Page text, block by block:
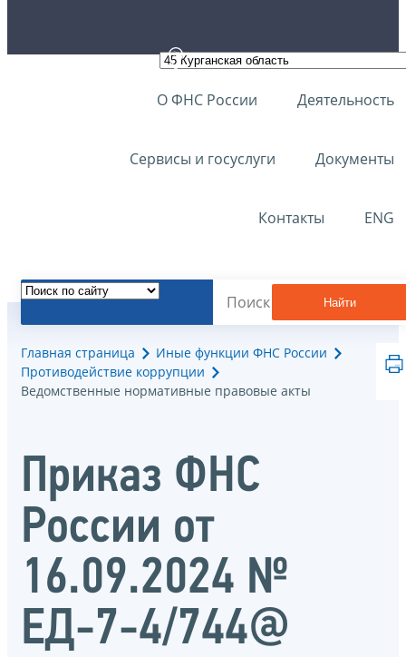
О ФНС России Деятельность
Сервисы и госуслуги Документы
Контакты ENG
Найти
Главная страница
Иные функции ФНС России
Противодействие коррупции
Ведомственные нормативные правовые акты
Приказ ФНС
России от
16.09.2024 №
ЕД-7-4/744@